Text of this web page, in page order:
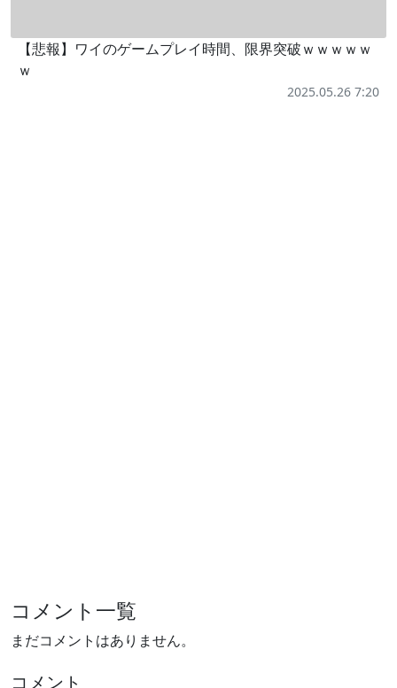
【悲報】ワイのゲームプレイ時間、限界突破ｗｗｗｗｗ
ｗ
2025.05.26 7:20
コメント一覧
まだコメントはありません。
コメント